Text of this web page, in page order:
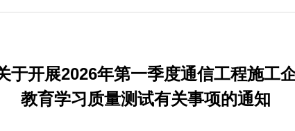
于开展2026年第一季度通信工程施工
教育学习质量测试有关事项的通知